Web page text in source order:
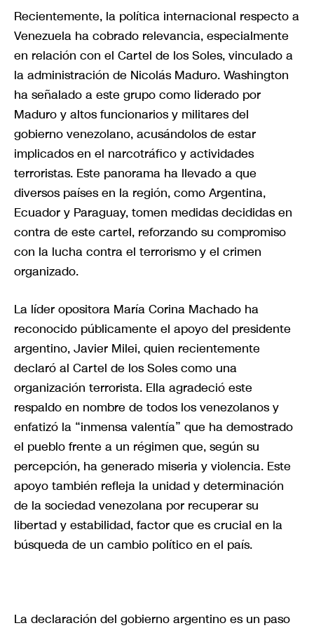
Recientemente, la política internacional respecto a
Venezuela ha cobrado relevancia, especialmente
en relación con el Cartel de los Soles, vinculado a
la administración de Nicolás Maduro. Washington
ha señalado a este grupo como liderado por
Maduro y altos funcionarios y militares del
gobierno venezolano, acusándolos de estar
implicados en el narcotráfico y actividades
terroristas. Este panorama ha llevado a que
diversos países en la región, como Argentina,
Ecuador y Paraguay, tomen medidas decididas en
contra de este cartel, reforzando su compromiso
con la lucha contra el terrorismo y el crimen
organizado.
La líder opositora María Corina Machado ha
reconocido públicamente el apoyo del presidente
argentino, Javier Milei, quien recientemente
declaró al Cartel de los Soles como una
organización terrorista. Ella agradeció este
respaldo en nombre de todos los venezolanos y
enfatizó la “inmensa valentía” que ha demostrado
el pueblo frente a un régimen que, según su
percepción, ha generado miseria y violencia. Este
apoyo también refleja la unidad y determinación
de la sociedad venezolana por recuperar su
libertad y estabilidad, factor que es crucial en la
búsqueda de un cambio político en el país.
La declaración del gobierno argentino es un paso